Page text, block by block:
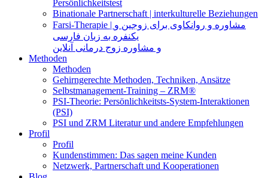
Persönlichkeitstest
Binationale Partnerschaft | interkulturelle Beziehungen
Farsi-Therapie | مشاوره و روانکاوی برای زوجین و
یکنفره به زبان فارسی
و مشاوره زوج درمانی آنلاین
Methoden
Methoden
Gehirngerechte Methoden, Techniken, Ansätze
Selbstmanagement-Training – ZRM®
PSI-Theorie: Persönlichkeitsts-System-Interaktionen
(PSI)
PSI und ZRM Literatur und andere Empfehlungen
Profil
Profil
Kundenstimmen: Das sagen meine Kunden
Netzwerk, Partnerschaft und Kooperationen